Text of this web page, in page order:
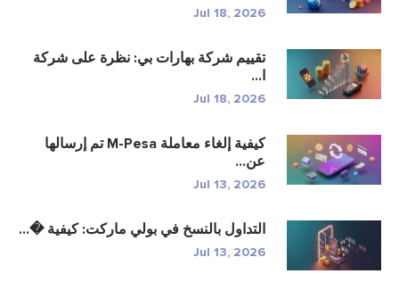
Jul 18, 2026
تقييم شركة بهارات بي: نظرة على شركة
ا...
Jul 18, 2026
كيفية إلغاء معاملة M-Pesa تم إرسالها
عن...
Jul 13, 2026
التداول بالنسخ في بولي ماركت: كيفية �...
Jul 13, 2026